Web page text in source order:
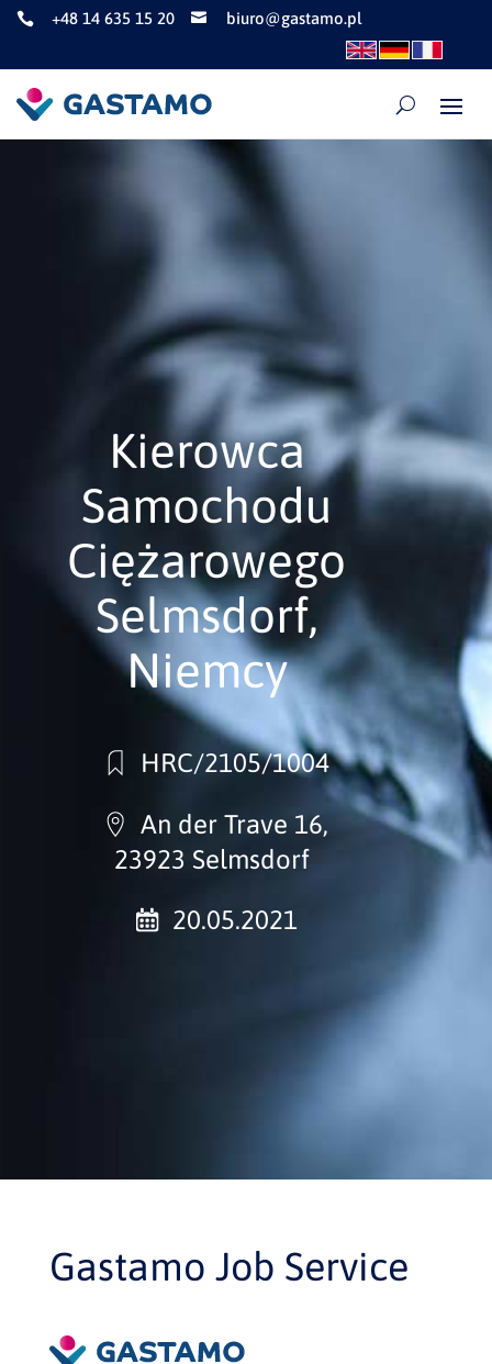
 +48 14 635 15 20  biuro@gastamo.pl
Kierowca
Samochodu
Ciężarowego
Selmsdorf,
Niemcy
HRC/2105/1004
An der Trave 16,
23923 Selmsdorf
20.05.2021
Gastamo Job Service